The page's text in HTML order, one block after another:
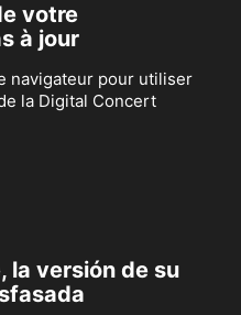
votre
à jour
navigateur pour utiliser
la Digital Concert
la versión de su